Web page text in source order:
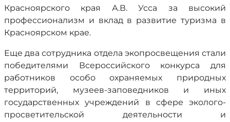
Красноярского края А.В. Усса за высокий
профессионализм и вклад в развитие туризма в
Красноярском крае.
Еще два сотрудника отдела экопросвещения стали
победителями Всероссийского конкурса для
работников особо охраняемых природных
территорий, музеев-заповедников и иных
государственных учреждений в сфере эколого-
просветительской деятельности и